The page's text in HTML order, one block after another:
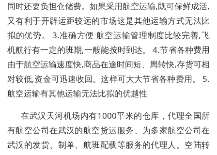
同时还要负担仓储费。如果采用航空运输,既可保鲜成活,
又有利于开辟运距较远的市场这是其他运输方式无法比
拟的优势。 3.准确方便 航空运输管理制度比较完善,飞
机航行有一定的班期,一般能按时到达。 4.节省各种费用
由于航空运输速度快,商品在途时间短、周转快,存货可相
对较低,资金可迅速收回。这样可大大节省各种费用。 5.
航空运输有其他运输无法比拟的优越性
在武汉天河机场内有1000平米的仓库，代理全国所
有航空公司在武汉的航空货运服务、为多家航空公司在
武汉的发货、制单、航班配载等服务的代理人。空陆转